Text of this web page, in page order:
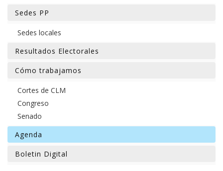
Sedes PP
Sedes locales
Resultados Electorales
Cómo trabajamos
Cortes de CLM
Congreso
Senado
Agenda
Boletin Digital